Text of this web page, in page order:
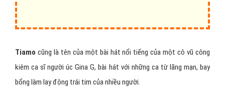
Tiamo cũng là tên của một bài hát nổi tiếng của một cô vũ công
kiêm ca sĩ người úc Gina G, bài hát với những ca từ lãng mạn, bay
bổng làm lay động trái tim của nhiều người.